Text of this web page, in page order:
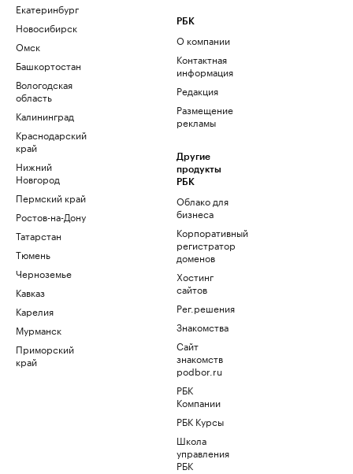
Екатеринбург
Новосибирск
Омск
Башкортостан
Вологодская
область
Калининград
Краснодарский
край
Нижний
Новгород
Пермский край
Ростов-на-Дону
Татарстан
Тюмень
Черноземье
Кавказ
Карелия
Мурманск
Приморский
край
РБК
О компании
Контактная
информация
Редакция
Размещение
рекламы
Другие
продукты
РБК
Облако для
бизнеса
Корпоративный
регистратор
доменов
Хостинг
сайтов
Рег.решения
Знакомства
Сайт
знакомств
podbor.ru
РБК
Компании
РБК Курсы
Школа
управления
РБК